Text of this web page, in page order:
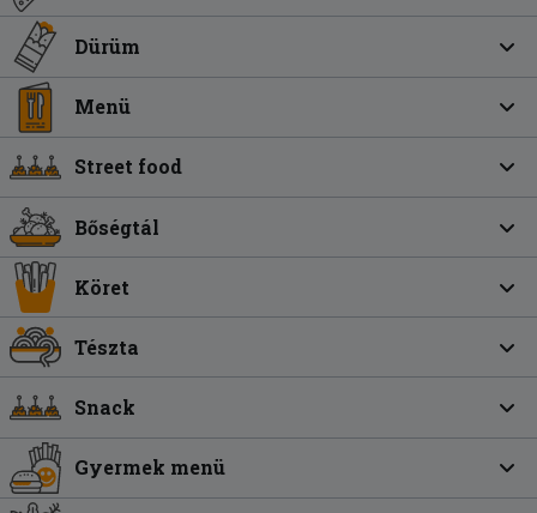
Dürüm
Menü
Street food
Bőségtál
Köret
Tészta
Snack
Gyermek menü